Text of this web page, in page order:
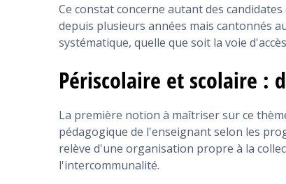
Ce constat concerne autant des
depuis plusieurs années mais cantonnés
systématique, quelle que soit la voie
Périscolaire et scolaire :
La première notion à maîtriser sur ce
pédagogique de l'enseignant selon les
relève d'une organisation propre à la
l'intercommunalité.